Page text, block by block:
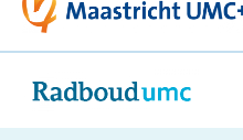
Maastricht UMC+